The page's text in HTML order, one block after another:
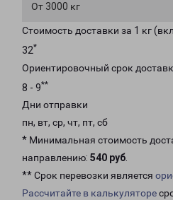
От 3000 кг
Стоимость доставки за 1 кг
32*
Ориентировочный срок
8 - 9**
Дни отправки
пн, вт, ср, чт, пт, сб
* Минимальная стоимость
направлению: 540 руб.
** Срок перевозки является
Рассчитайте в калькуляторе